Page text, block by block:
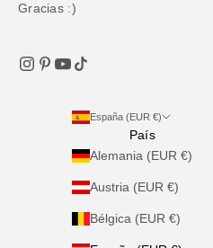
Gracias :)
España (EUR €)
País
Alemania (EUR €)
Austria (EUR €)
Bélgica (EUR €)